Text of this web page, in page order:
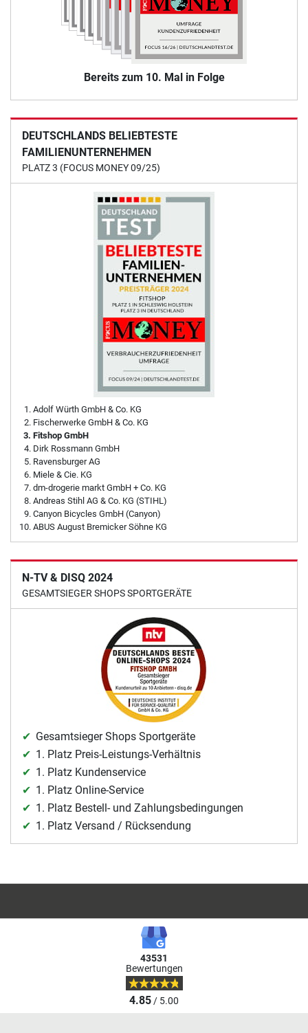
Bereits zum 10. Mal in Folge
DEUTSCHLANDS BELIEBTESTE
FAMILIENUNTERNEHMEN
PLATZ 3 (FOCUS MONEY 09/25)
Adolf Würth GmbH & Co. KG
Fischerwerke GmbH & Co. KG
Fitshop GmbH
Dirk Rossmann GmbH
Ravensburger AG
Miele & Cie. KG
dm-drogerie markt GmbH + Co. KG
Andreas Stihl AG & Co. KG (STIHL)
Canyon Bicycles GmbH (Canyon)
ABUS August Bremicker Söhne KG
N-TV & DISQ 2024
GESAMTSIEGER SHOPS SPORTGERÄTE
Gesamtsieger Shops Sportgeräte
1. Platz Preis-Leistungs-Verhältnis
1. Platz Kundenservice
1. Platz Online-Service
1. Platz Bestell- und Zahlungsbedingungen
1. Platz Versand / Rücksendung
43531
Bewertungen
4.85/ 5.00